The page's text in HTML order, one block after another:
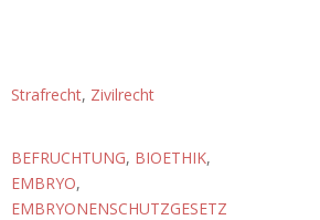
Strafrecht, Zivilrecht
BEFRUCHTUNG, BIOETHIK,
EMBRYO,
EMBRYONENSCHUTZGESETZ